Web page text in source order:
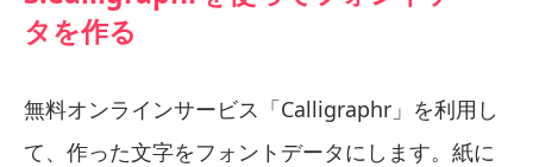
タを作る
無料オンラインサービス「Calligraphr」を利用し
て、作った文字をフォントデータにします。紙に